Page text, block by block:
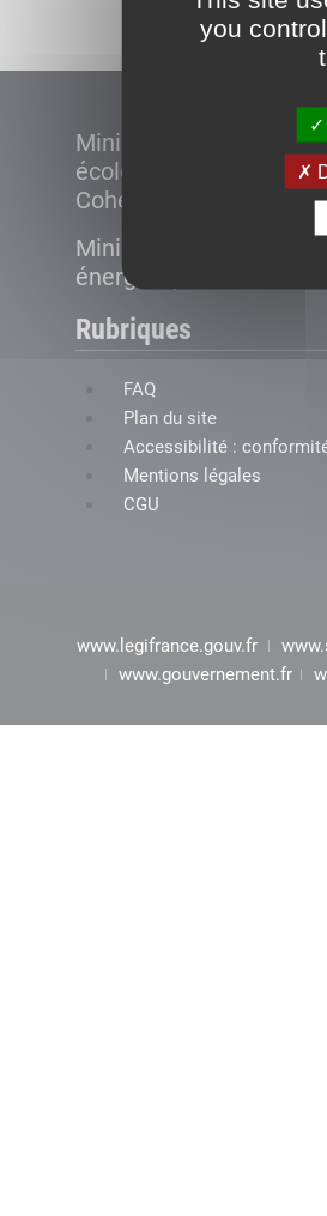
you
Ministère de la
écologique et de la
Cohésion des
Ministère de la
énergétique
Rubriques
FAQ
Plan du site
Accessibilité :
Mentions légales
CGU
www.legifrance.gouv.fr
www.gouvernement.fr